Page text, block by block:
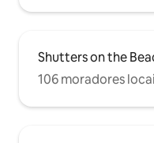
Shutters on the
106 moradores